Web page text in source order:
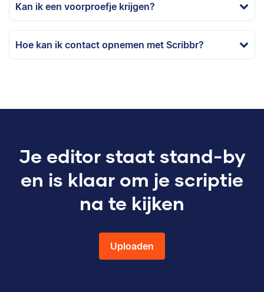
Kan ik een voorproefje krijgen?
Hoe kan ik contact opnemen met Scribbr?
Je editor staat stand-by
en is klaar om je scriptie
na te kijken
Uploaden